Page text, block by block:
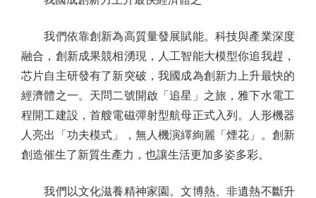
我們依靠創新為高質量發展賦能。科技與產業深度
融合，創新成果競相湧現，人工智能大模型你追我趕，
芯片自主研發有了新突破，我國成為創新力上升最快的
經濟體之一。天問二號開啟「追星」之旅，雅下水電工
程開工建設，首艘電磁彈射型航母正式入列。人形機器
人亮出「功夫模式」，無人機演繹絢麗「煙花」。創新
創造催生了新質生產力，也讓生活更加多姿多彩。
我們以文化滋養精神家園。文博熱、非遺熱不斷升